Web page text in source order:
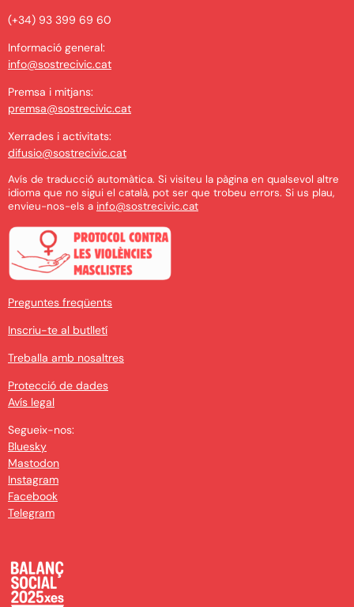
(+34) 93 399 69 60
Informació general:
info@sostrecivic.cat
Premsa i mitjans:
premsa@sostrecivic.cat
Xerrades i activitats:
difusio@sostrecivic.cat
Avís de traducció automàtica. Si visiteu la pàgina en qualsevol altre
idioma que no sigui el català, pot ser que trobeu errors. Si us plau,
envieu-nos-els a info@sostrecivic.cat
Preguntes freqüents
Inscriu-te al butlletí
Treballa amb nosaltres
Protecció de dades
Avís legal
Segueix-nos:
Bluesky
Mastodon
Instagram
Facebook
Telegram